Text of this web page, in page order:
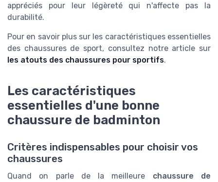
appréciés pour leur légèreté qui n'affecte pas la
durabilité.
Pour en savoir plus sur les caractéristiques essentielles
des chaussures de sport, consultez notre article sur
les atouts des chaussures pour sportifs.
Les caractéristiques
essentielles d'une bonne
chaussure de badminton
Critères indispensables pour choisir vos
chaussures
Quand on parle de la meilleure chaussure de